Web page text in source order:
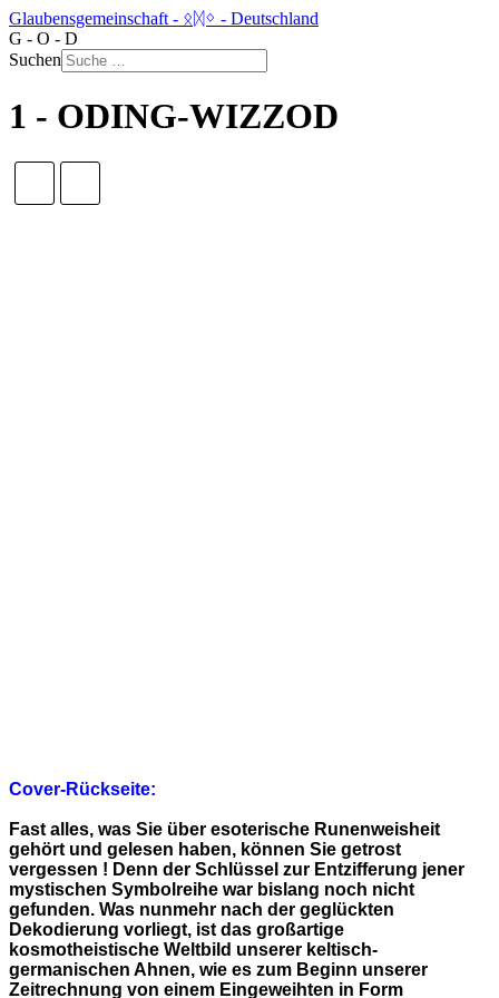
Glaubensgemeinschaft - ᛟᛞᛜ - Deutschland
G - O - D
Suchen
1 - ODING-WIZZOD
Cover-Rückseite:
Fast alles, was Sie über esoterische Runenweisheit
gehört und gelesen haben, können Sie getrost
vergessen ! Denn der Schlüssel zur Entzifferung jener
mystischen Symbolreihe war bislang noch nicht
gefunden. Was nunmehr nach der geglückten
Dekodierung vorliegt, ist das großartige
kosmotheistische Weltbild unserer keltisch-
germanischen Ahnen, wie es zum Beginn unserer
Zeitrechnung von einem Eingeweihten in Form